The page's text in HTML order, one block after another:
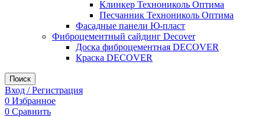
Клинкер Технониколь Оптима
Песчанник Технониколь Оптима
Фасадные панели Ю-пласт
Фиброцементный сайдинг Decover
Доска фиброцементная DECOVER
Краска DECOVER
Поиск
Вход / Регистрация
0 Избранное
0 Сравнить